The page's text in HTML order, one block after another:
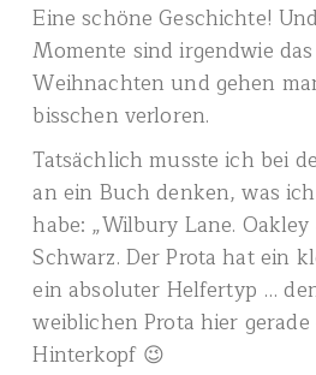
Eine schöne Geschichte!
Momente sind irgendwie
Weihnachten und gehen
bisschen verloren.
Tatsächlich musste ich bei
an ein Buch denken, was
habe: „Wilbury Lane.
Schwarz. Der Prota hat ein
ein absoluter Helfertyp …
weiblichen Prota hier
Hinterkopf 😉